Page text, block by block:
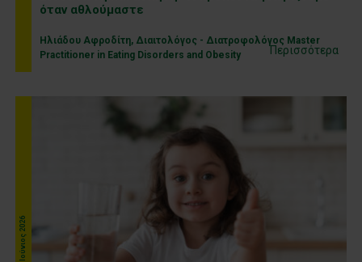
όταν αθλούμαστε
Ηλιάδου Αφροδίτη, Διαιτολόγος - Διατροφολόγος Master
Practitioner in Eating Disorders and Obesity
Περισσότερα
Ιούνιος 2026